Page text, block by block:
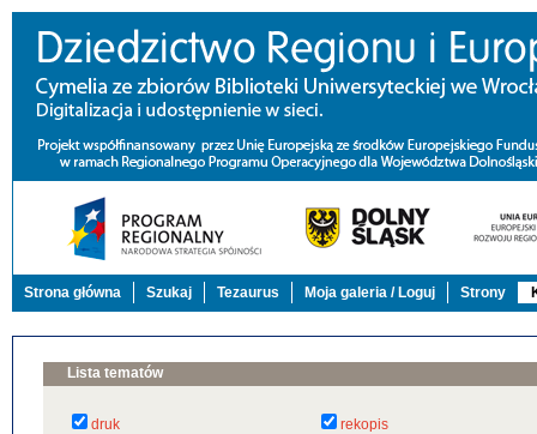
Strona główna Szukaj Tezaurus Moja galeria / Loguj Strony
Lista tematów
druk rekopis